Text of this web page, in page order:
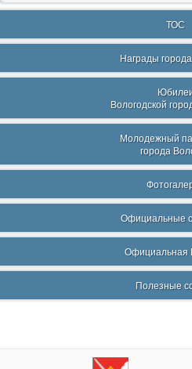
ТОС
Награды
Вологодской
Молодежный
города
Официальные
Официальная
Полезные